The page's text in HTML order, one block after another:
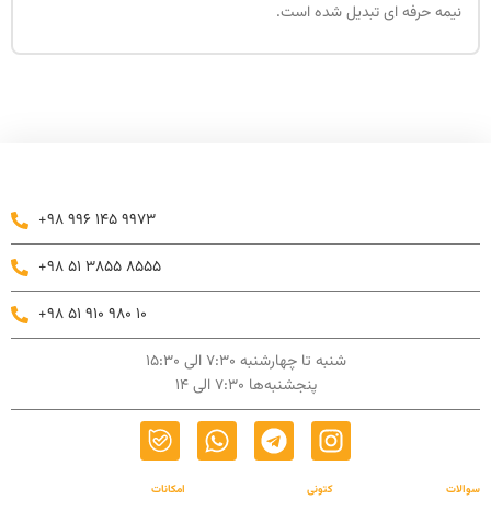
نیمه حرفه ای تبدیل شده است.
+98 996 145 9973
+98 51 3855 8555
+98 51 910 980 10
شنبه تا چهارشنبه 7:30 الی 15:30
پنجشنبه‌ها 7:30 الی 14
سوالات
کتونی
امکانات